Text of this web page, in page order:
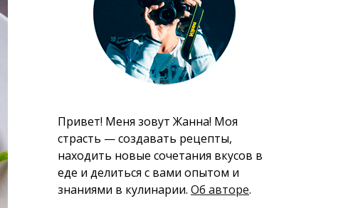
Привет! Меня зовут Жанна! Моя
страсть — создавать рецепты,
находить новые сочетания вкусов в
еде и делиться с вами опытом и
знаниями в кулинарии. Об авторе.